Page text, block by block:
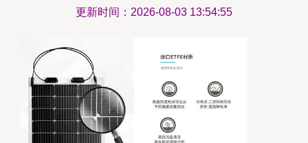
更新时间：2026-08-03 13:54:55